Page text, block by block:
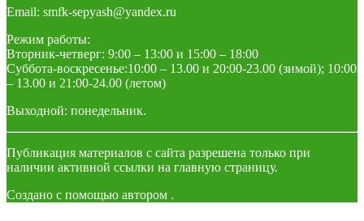
Email: smfk-sepyash@yandex.ru
Режим работы:
Вторник-четверг: 9:00 – 13:00 и 15:00 – 18:00
Суббота-воскресенье:10:00 – 13.00 и 20:00-23.00 (зимой); 10:00
– 13.00 и 21:00-24.00 (летом)
Выходной: понедельник.
Публикация материалов с сайта разрешена только при
наличии активной ссылки на главную страницу.
Создано с помощью автором .